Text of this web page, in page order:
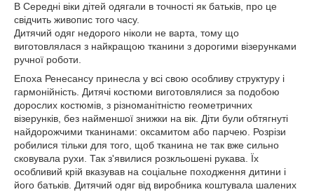
В Середні віки дітей одягали в точності як батьків, про це
свідчить живопис того часу.
Дитячий одяг недорого ніколи не варта, тому що
виготовлялася з найкращою тканини з дорогими візерунками
ручної роботи.
Епоха Ренесансу принесла у всі свою особливу структуру і
гармонійність. Дитячі костюми виготовлялися за подобою
дорослих костюмів, з різноманітністю геометричних
візерунків, без найменшої знижки на вік. Діти були обтягнуті
найдорожчими тканинами: оксамитом або парчею. Розрізи
робилися тільки для того, щоб тканина не так вже сильно
сковувала рухи. Так з'явилися розкльошені рукава. Їх
особливий крій вказував на соціальне походження дитини і
його батьків. Дитячий одяг від виробника коштувала шалених